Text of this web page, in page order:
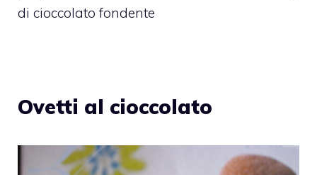
di cioccolato fondente
Ovetti al cioccolato